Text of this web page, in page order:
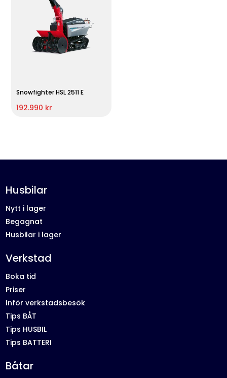
Snowfighter HSL 2511 E
192.990 kr
Husbilar
Nytt i lager
Begagnat
Husbilar i lager
Verkstad
Boka tid
Priser
Inför verkstadsbesök
Tips BÅT
Tips HUSBIL
Tips BATTERI
Båtar